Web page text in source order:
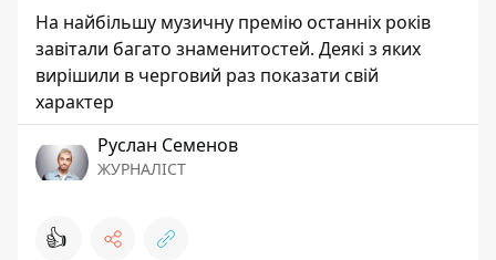
На найбільшу музичну премію останніх років
завітали багато знаменитостей. Деякі з яких
вирішили в черговий раз показати свій
характер
Руслан Семенов
ЖУРНАЛІСТ
👍